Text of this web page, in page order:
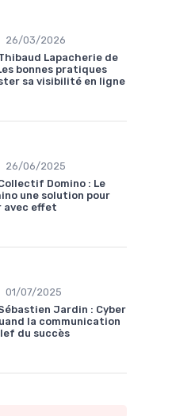
26/03/2026
Lapacherie de
bonnes pratiques
sa visibilité en ligne
26/06/2025
Domino : Le
une solution pour
avec effet
01/07/2025
Jardin : Cyber
la communication
du succès